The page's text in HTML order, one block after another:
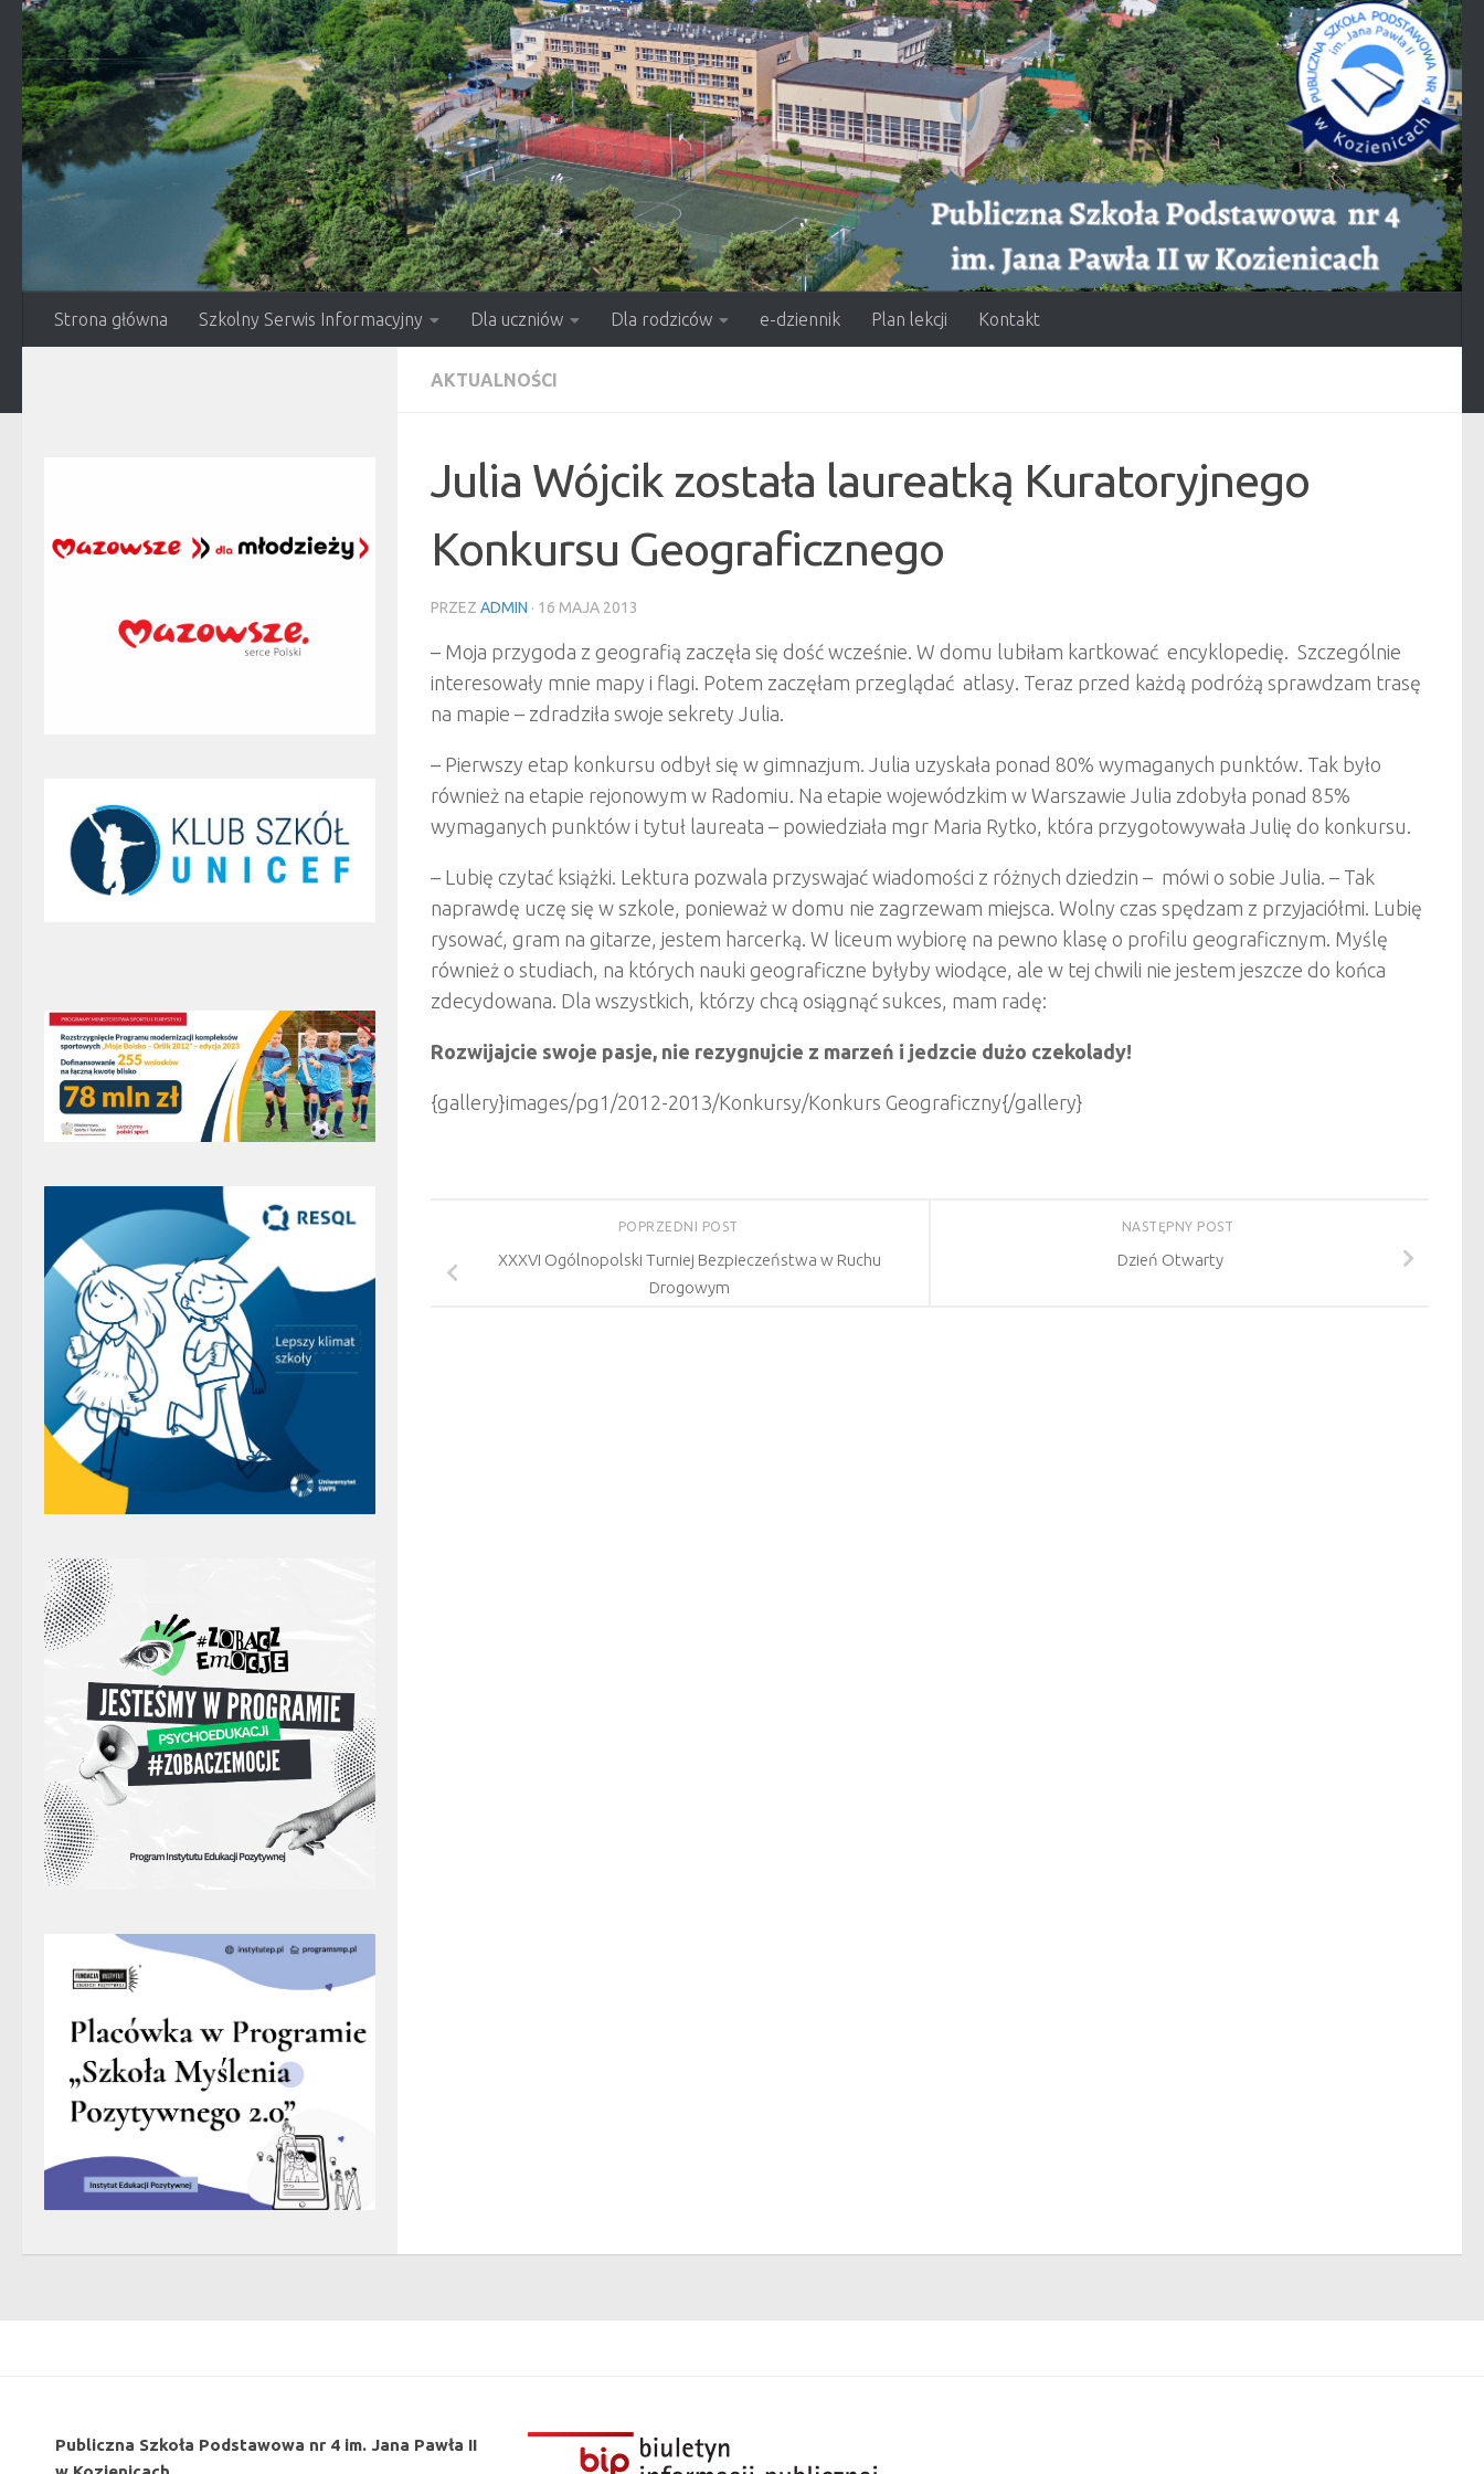
Przejdź do treści
Strona główna Szkolny Serwis Informacyjny Dla uczniów Dla rodziców e-dziennik Plan lekcji Kontakt
AKTUALNOŚCI
Julia Wójcik została laureatką Kuratoryjnego
Konkursu Geograficznego
PRZEZ ADMIN · 16 MAJA 2013
– Moja przygoda z geografią zaczęła się dość wcześnie. W domu lubiłam kartkować encyklopedię. Szczególnie
interesowały mnie mapy i flagi. Potem zaczęłam przeglądać atlasy. Teraz przed każdą podróżą sprawdzam trasę
na mapie – zdradziła swoje sekrety Julia.
– Pierwszy etap konkursu odbył się w gimnazjum. Julia uzyskała ponad 80% wymaganych punktów. Tak było
również na etapie rejonowym w Radomiu. Na etapie wojewódzkim w Warszawie Julia zdobyła ponad 85%
wymaganych punktów i tytuł laureata – powiedziała mgr Maria Rytko, która przygotowywała Julię do konkursu.
– Lubię czytać książki. Lektura pozwala przyswajać wiadomości z różnych dziedzin – mówi o sobie Julia. – Tak
naprawdę uczę się w szkole, ponieważ w domu nie zagrzewam miejsca. Wolny czas spędzam z przyjaciółmi. Lubię
rysować, gram na gitarze, jestem harcerką. W liceum wybiorę na pewno klasę o profilu geograficznym. Myślę
również o studiach, na których nauki geograficzne byłyby wiodące, ale w tej chwili nie jestem jeszcze do końca
zdecydowana. Dla wszystkich, którzy chcą osiągnąć sukces, mam radę:
Rozwijajcie swoje pasje, nie rezygnujcie z marzeń i jedzcie dużo czekolady!
{gallery}images/pg1/2012-2013/Konkursy/Konkurs Geograficzny{/gallery}
NASTĘPNY POST
Dzień Otwarty
POPRZEDNI POST
XXXVI Ogólnopolski Turniej Bezpieczeństwa w Ruchu
Drogowym
Publiczna Szkoła Podstawowa nr 4 im. Jana Pawła II